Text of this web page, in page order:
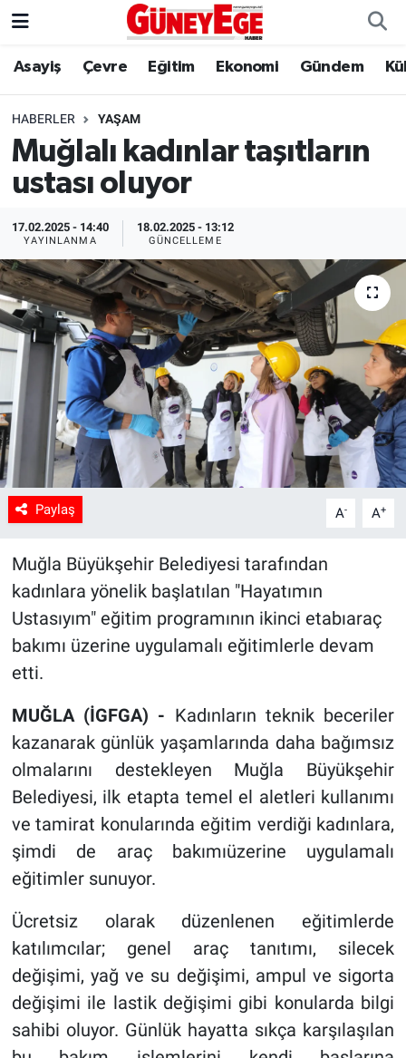
Asayiş Çevre Eğitim Ekonomi Gündem
HABERLER YAŞAM
Muğlalı kadınlar taşıtların
ustası oluyor
17.02.2025 - 14:40
YAYINLANMA
18.02.2025 - 13:12
GÜNCELLEME
Paylaş A- A+
Muğla Büyükşehir Belediyesi tarafından
kadınlara yönelik başlatılan "Hayatımın
Ustasıyım" eğitim programının ikinci etabıaraç
bakımı üzerine uygulamalı eğitimlerle devam
etti.
MUĞLA (İGFGA) - Kadınların teknik beceriler
kazanarak günlük yaşamlarında daha bağımsız
olmalarını destekleyen Muğla Büyükşehir
Belediyesi, ilk etapta temel el aletleri kullanımı
ve tamirat konularında eğitim verdiği kadınlara,
şimdi de araç bakımıüzerine uygulamalı
eğitimler sunuyor.
Ücretsiz olarak düzenlenen eğitimlerde
katılımcılar; genel araç tanıtımı, silecek
değişimi, yağ ve su değişimi, ampul ve sigorta
değişimi ile lastik değişimi gibi konularda bilgi
sahibi oluyor. Günlük hayatta sıkça karşılaşılan
Asayiş
Çevre
Eğitim
Kültür Sanat
Magazin
Politika
Sağlık
Spor
Tarım
İstanbul Hava Durumu
İstanbul Trafik Yoğunluk Haritası
Süper Lig Puan Durumu ve Fikstür
Haber Arşivi